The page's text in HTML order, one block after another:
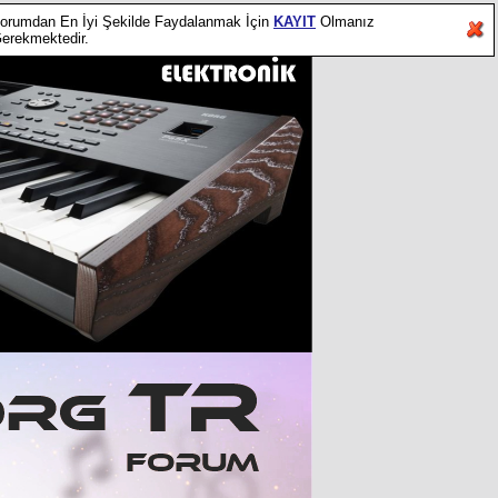
En İyi Şekilde Faydalanmak İçin KAYIT Olmanız